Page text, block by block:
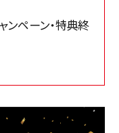
ンペーン・特典終